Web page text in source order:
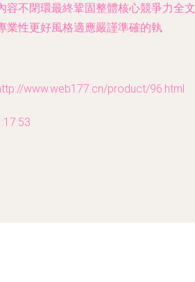
容不閉環最終鞏固整體核心競爭力全文
業性更好風格適應嚴謹準確的執
www.web177.cn/product/96.html